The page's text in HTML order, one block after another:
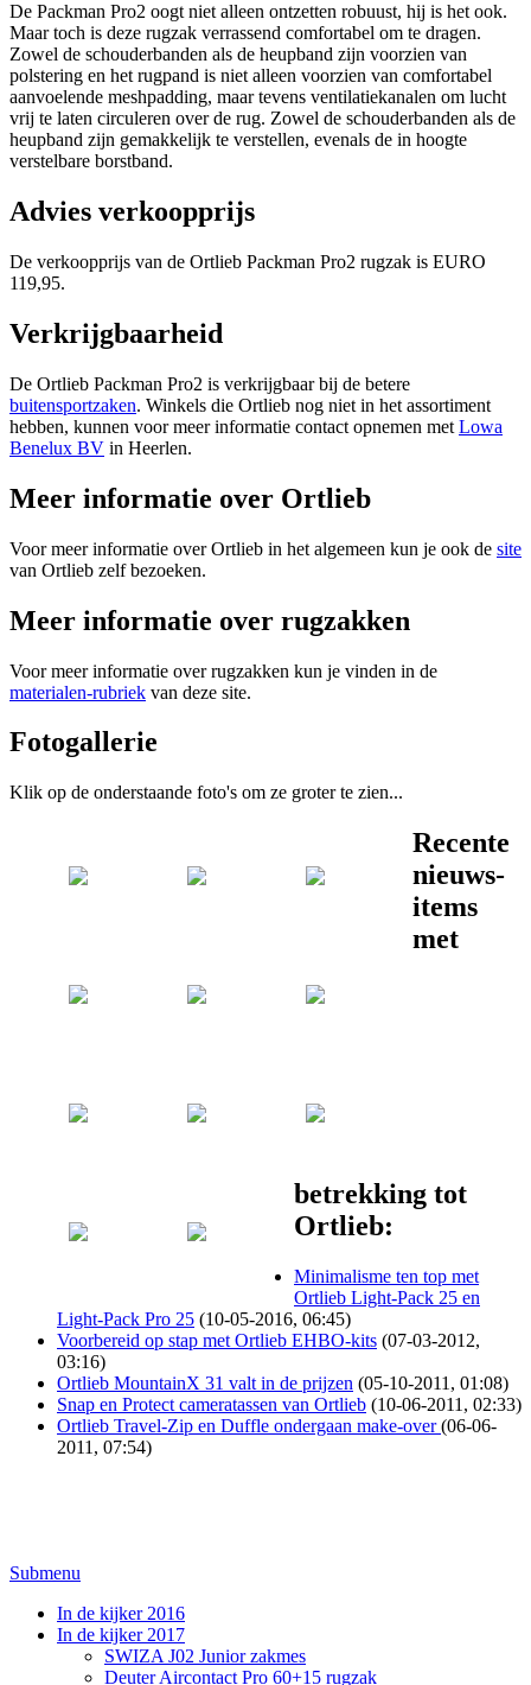
De Packman Pro2 oogt niet alleen ontzetten robuust, hij is het ook.
Maar toch is deze rugzak verrassend comfortabel om te dragen.
Zowel de schouderbanden als de heupband zijn voorzien van
polstering en het rugpand is niet alleen voorzien van comfortabel
aanvoelende meshpadding, maar tevens ventilatiekanalen om lucht
vrij te laten circuleren over de rug. Zowel de schouderbanden als de
heupband zijn gemakkelijk te verstellen, evenals de in hoogte
verstelbare borstband.
Advies verkoopprijs
De verkoopprijs van de Ortlieb Packman Pro2 rugzak is EURO
119,95.
Verkrijgbaarheid
De Ortlieb Packman Pro2 is verkrijgbaar bij de betere
buitensportzaken. Winkels die Ortlieb nog niet in het assortiment
hebben, kunnen voor meer informatie contact opnemen met Lowa
Benelux BV in Heerlen.
Meer informatie over Ortlieb
Voor meer informatie over Ortlieb in het algemeen kun je ook de site
van Ortlieb zelf bezoeken.
Meer informatie over rugzakken
Voor meer informatie over rugzakken kun je vinden in de
materialen-rubriek van deze site.
Fotogallerie
Klik op de onderstaande foto's om ze groter te zien...
Recente
nieuws-
items
met
betrekking tot
Ortlieb:
Minimalisme ten top met
Ortlieb Light-Pack 25 en
Light-Pack Pro 25 (10-05-2016, 06:45)
Voorbereid op stap met Ortlieb EHBO-kits (07-03-2012,
03:16)
Ortlieb MountainX 31 valt in de prijzen (05-10-2011, 01:08)
Snap en Protect cameratassen van Ortlieb (10-06-2011, 02:33)
Ortlieb Travel-Zip en Duffle ondergaan make-over(06-06-
2011, 07:54)
Submenu
In de kijker 2016
In de kijker 2017
SWIZA J02 Junior zakmes
Deuter Aircontact Pro 60+15 rugzak